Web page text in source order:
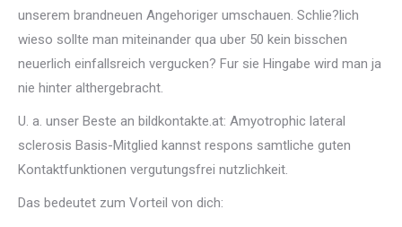
unserem brandneuen Angehoriger umschauen. Schlie?lich
wieso sollte man miteinander qua uber 50 kein bisschen
neuerlich einfallsreich vergucken? Fur sie Hingabe wird man ja
nie hinter althergebracht.
U. a. unser Beste an bildkontakte.at: Amyotrophic lateral
sclerosis Basis-Mitglied kannst respons samtliche guten
Kontaktfunktionen vergutungsfrei nutzlichkeit.
Das bedeutet zum Vorteil von dich: